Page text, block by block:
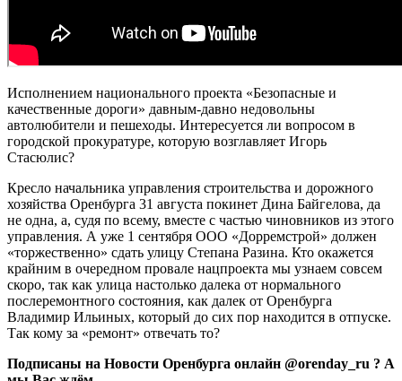
Исполнением национального проекта «Безопасные и
качественные дороги» давным-давно недовольны
автолюбители и пешеходы. Интересуется ли вопросом в
городской прокуратуре, которую возглавляет Игорь
Стасюлис?
Кресло начальника управления строительства и дорожного
хозяйства Оренбурга 31 августа покинет Дина Байгелова, да
не одна, а, судя по всему, вместе с частью чиновников из этого
управления. А уже 1 сентября ООО «Дорремстрой» должен
«торжественно» сдать улицу Степана Разина. Кто окажется
крайним в очередном провале нацпроекта мы узнаем совсем
скоро, так как улица настолько далека от нормального
послеремонтного состояния, как далек от Оренбурга
Владимир Ильиных, который до сих пор находится в отпуске.
Так кому за «ремонт» отвечать то?
Подписаны на Новости Оренбурга онлайн @orenday_ru ? А